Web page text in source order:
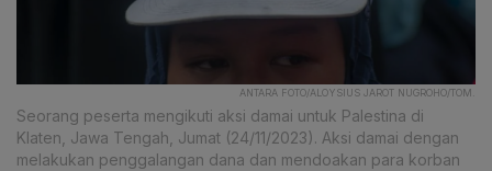
ANTARA FOTO/ALOYSIUS JAROT NUGROHO/TOM.
Seorang peserta mengikuti aksi damai untuk Palestina di
Klaten, Jawa Tengah, Jumat (24/11/2023). Aksi damai dengan
melakukan penggalangan dana dan mendoakan para korban